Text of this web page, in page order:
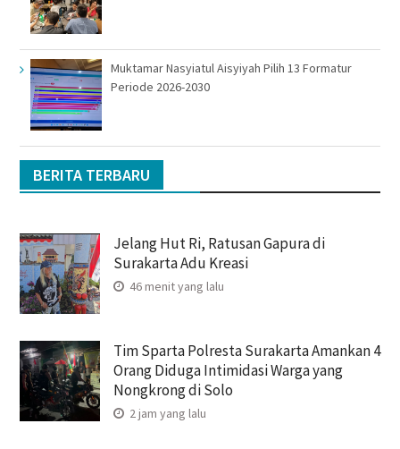
Muktamar Nasyiatul Aisyiyah Pilih 13 Formatur
Periode 2026-2030
BERITA TERBARU
Jelang Hut Ri, Ratusan Gapura di
Surakarta Adu Kreasi
46 menit yang lalu
Tim Sparta Polresta Surakarta Amankan 4
Orang Diduga Intimidasi Warga yang
Nongkrong di Solo
2 jam yang lalu